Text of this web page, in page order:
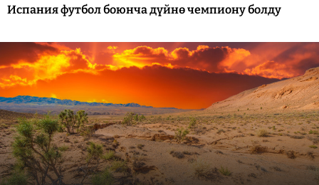
Испания футбол боюнча дүйнө чемпиону болду